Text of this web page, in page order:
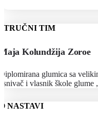
TIM
Kolundžija Zoroe
glumica sa
i vlasnik škole glume
NASTAVI